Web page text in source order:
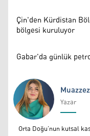
Çin'den Kürdistan
bölgesi kuruluyor
Gabar'da günlük
Muazzez Baktaş
Yazar
Orta Doğu’nun kutsal